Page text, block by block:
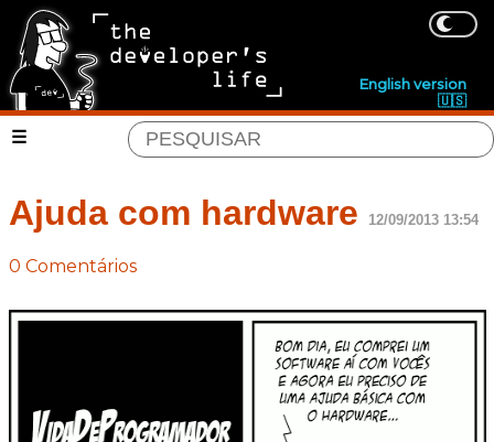
English version
🇺🇸
Ajuda com hardware 12/09/2013 13:54
0 Comentários